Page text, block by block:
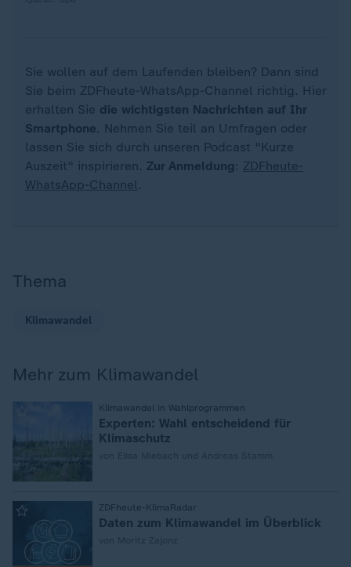
Sie wollen auf dem Laufenden bleiben? Dann sind
Sie beim ZDFheute-WhatsApp-Channel richtig. Hier
erhalten Sie die wichtigsten Nachrichten auf Ihr
Smartphone. Nehmen Sie teil an Umfragen oder
lassen Sie sich durch unseren Podcast "Kurze
Auszeit" inspirieren. Zur Anmeldung : ZDFheute-
WhatsApp-Channel.
Thema
Klimawandel
Mehr zum Klimawandel
Klimawandel in Wahlprogrammen
Experten: Wahl entscheidend für
Klimaschutz
ZDFheute-KlimaRadar
Daten zum Klimawandel im Überblick